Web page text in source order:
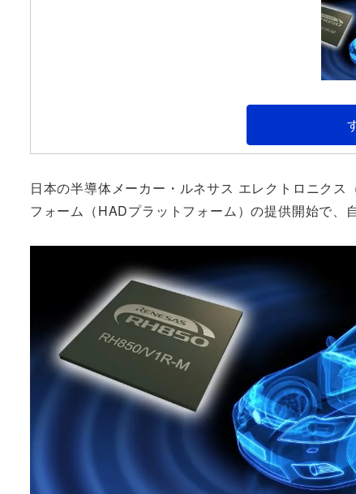
日本の半導体メーカー・ルネサス エレクトロニク
フォーム（HADプラットフォーム）の提供開始で、